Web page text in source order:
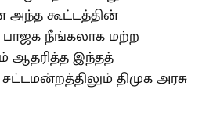
கூட்டத்தின்
பாஜக நீங்கலாக மற்ற
ஆதரித்த இந்தத்
திமுக அரசு